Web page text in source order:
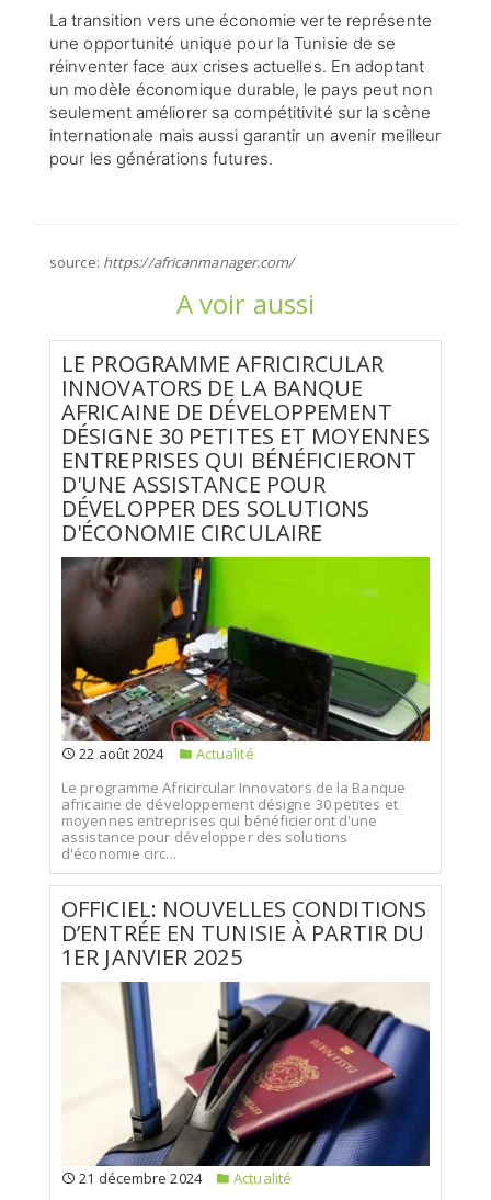
La transition vers une économie verte représente
une opportunité unique pour la Tunisie de se
réinventer face aux crises actuelles. En adoptant
un modèle économique durable, le pays peut non
seulement améliorer sa compétitivité sur la scène
internationale mais aussi garantir un avenir meilleur
pour les générations futures.
source: https://africanmanager.com/
A voir aussi
LE PROGRAMME AFRICIRCULAR
INNOVATORS DE LA BANQUE
AFRICAINE DE DÉVELOPPEMENT
DÉSIGNE 30 PETITES ET MOYENNES
ENTREPRISES QUI BÉNÉFICIERONT
D'UNE ASSISTANCE POUR
DÉVELOPPER DES SOLUTIONS
D'ÉCONOMIE CIRCULAIRE
22 août 2024
Actualité
Le programme Africircular Innovators de la Banque
africaine de développement désigne 30 petites et
moyennes entreprises qui bénéficieront d'une
assistance pour développer des solutions
d'économie circ...
OFFICIEL: NOUVELLES CONDITIONS
D’ENTRÉE EN TUNISIE À PARTIR DU
1ER JANVIER 2025
21 décembre 2024
Actualité